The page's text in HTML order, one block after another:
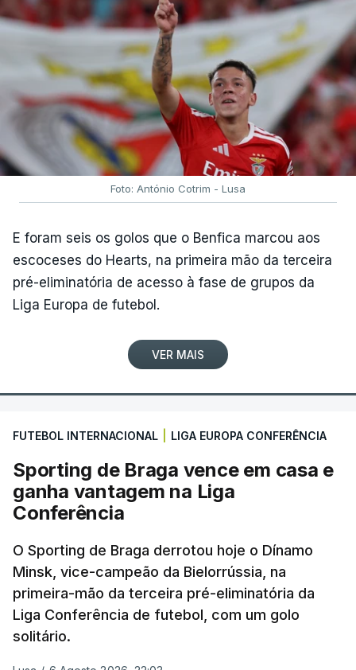
Foto: António Cotrim - Lusa
E foram seis os golos que o Benfica marcou aos
escoceses do Hearts, na primeira mão da terceira
pré-eliminatória de acesso à fase de grupos da
Liga Europa de futebol.
VER MAIS
FUTEBOL INTERNACIONAL LIGA EUROPA CONFERÊNCIA
Sporting de Braga vence em casa e
ganha vantagem na Liga
Conferência
O Sporting de Braga derrotou hoje o Dínamo
Minsk, vice-campeão da Bielorrússia, na
primeira-mão da terceira pré-eliminatória da
Liga Conferência de futebol, com um golo
solitário.